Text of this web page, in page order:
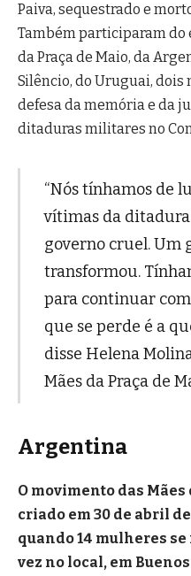
Paiva, sequestrado e
Também participaram do
da Praça de Maio, da
Silêncio, do Uruguai,
defesa da memória e da
ditaduras militares no
“Nós tínhamos de
vítimas da
governo cruel. Um
transformou.
para continuar
que se perde é a
disse Helena
Mães da Praça de
Argentina
O movimento das
criado em 30 de abril
quando 14 mulheres
vez no local, em